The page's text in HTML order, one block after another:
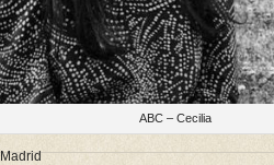
ABC – Cecilia